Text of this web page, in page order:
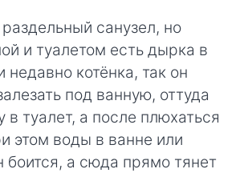
санузел, но
и туалетом есть дырка в
недавно котёнка, так он
под ванную, оттуда
в туалет, а после плюхаться
этом воды в ванне или
боится, а сюда прямо тянет